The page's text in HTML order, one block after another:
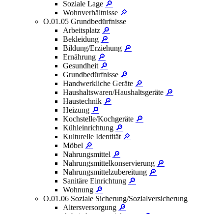
Soziale Lage 🔎
Wohnverhältnisse 🔎
O.01.05 Grundbedürfnisse
Arbeitsplatz 🔎
Bekleidung 🔎
Bildung/Erziehung 🔎
Ernährung 🔎
Gesundheit 🔎
Grundbedürfnisse 🔎
Handwerkliche Geräte 🔎
Haushaltswaren/Haushaltsgeräte 🔎
Haustechnik 🔎
Heizung 🔎
Kochstelle/Kochgeräte 🔎
Kühleinrichtung 🔎
Kulturelle Identität 🔎
Möbel 🔎
Nahrungsmittel 🔎
Nahrungsmittelkonservierung 🔎
Nahrungsmittelzubereitung 🔎
Sanitäre Einrichtung 🔎
Wohnung 🔎
O.01.06 Soziale Sicherung/Sozialversicherung
Altersversorgung 🔎